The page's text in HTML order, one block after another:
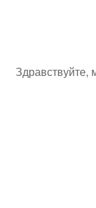
Здравствуйте,